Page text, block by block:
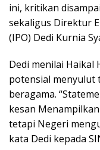
ini, kritikan
sekaligus Direktur
(IPO) Dedi Kurnia
Dedi menilai Haikal
potensial menyulut
beragama.
kesan
tetapi Negeri
kata Dedi kepada